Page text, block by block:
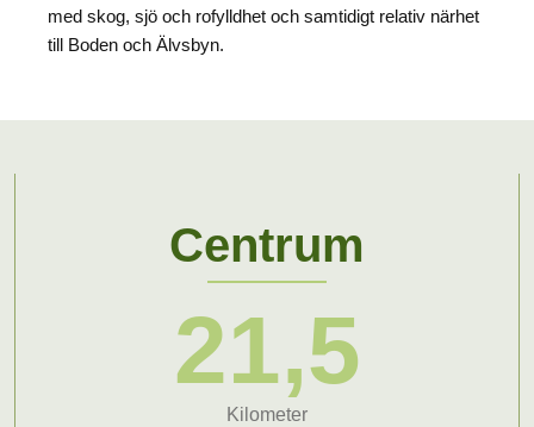
med skog, sjö och rofylldhet och samtidigt relativ närhet
till Boden och Älvsbyn.
Centrum
21,5
Kilometer